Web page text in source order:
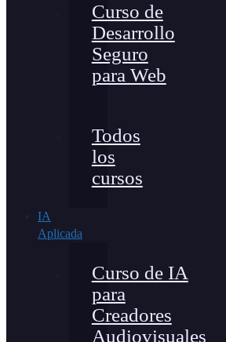
Curso de
Desarrollo
Seguro
para Web
Todos
los
cursos
IA
Aplicada
Curso de IA
para
Creadores
Audiovisuales